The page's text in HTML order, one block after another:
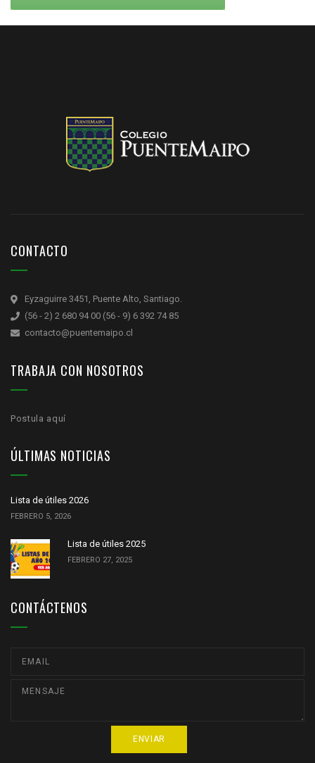
CONTACTO
Eyzaguirre 3451, Puente Alto, Santiago.
(56 - 2) 2 680 94 00 (56 - 9) 6 392 74 85
contacto@puentemaipo.cl
TRABAJA CON NOSOTROS
Postula aquí
ÚLTIMAS NOTICIAS
Lista de útiles 2026
FEBRERO 5, 2026
Lista de útiles 2025
FEBRERO 27, 2025
CONTÁCTENOS